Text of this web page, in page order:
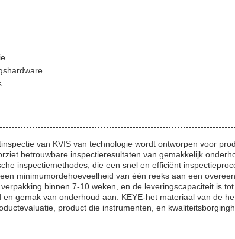
van KVIS van technologie wordt ontworpen voor
betrouwbare inspectieresultaten van gemakkelijk
inspectiemethodes, die een snel en efficiënt
minimumordehoeveelheid van één reeks aan een
binnen 7-10 weken, en de leveringscapaciteit is
gemak van onderhoud aan. KEYE-het materiaal van de
product die instrumenten, en